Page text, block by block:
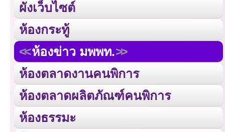
ผังเว็บไซต์
ห้องกระทู้
ห้องข่าว มพพท.
ห้องตลาดงานคนพิการ
ห้องตลาดผลิตภัณฑ์คนพิการ
ห้องธรรมะ